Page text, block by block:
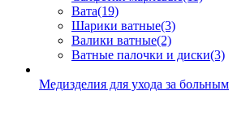
Вата(19)
Шарики ватные(3)
Валики ватные(2)
Ватные палочки и диски(3)
Медизделия для ухода за больным